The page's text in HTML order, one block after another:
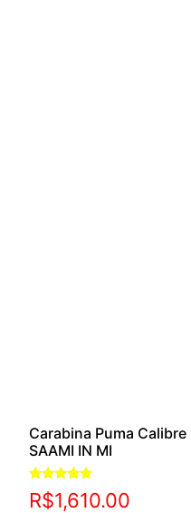
Carabina Puma Calibre
SAAMI IN MI
Avaliação
5.00
R$1,610.00